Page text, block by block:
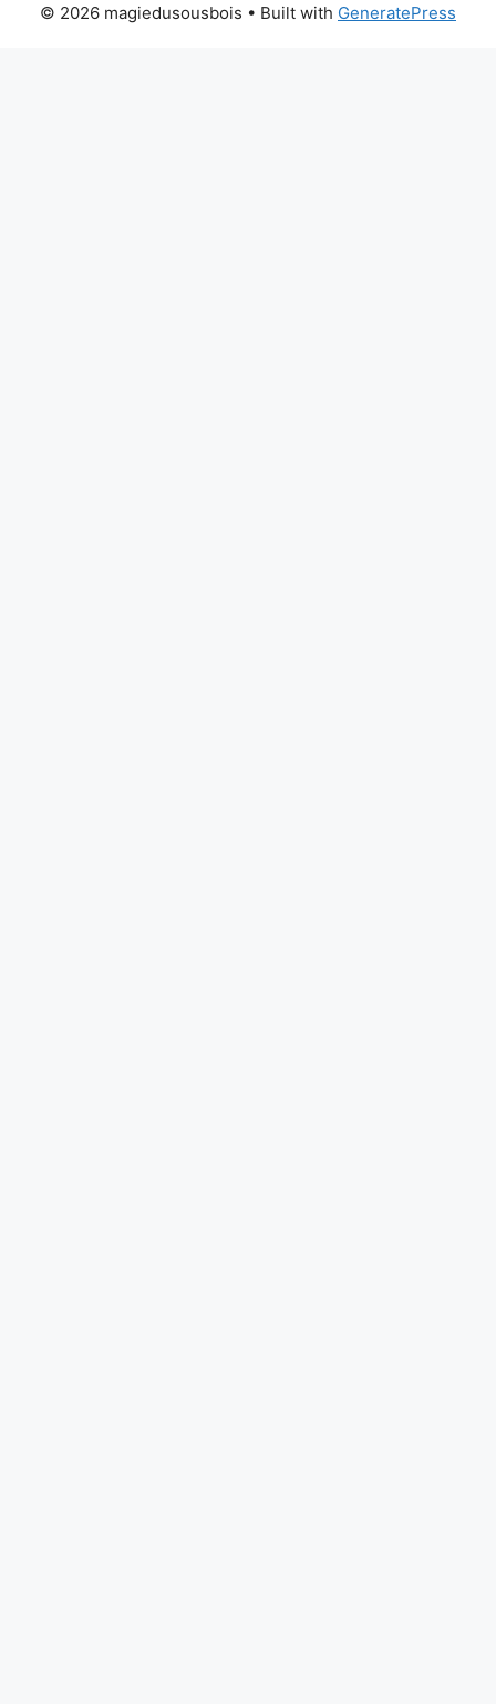
© 2026 magiedusousbois • Built with GeneratePress